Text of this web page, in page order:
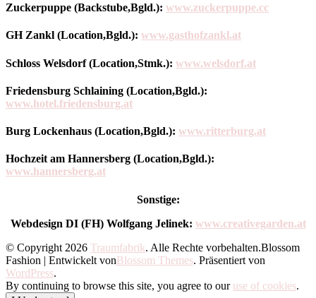
Zuckerpuppe (Backstube,Bgld.): www.zuckerpuppe.cc
GH Zankl (Location,Bgld.): www.gasthofzankl.at
Schloss Welsdorf (Location,Stmk.): www.welsdorf.at
Friedensburg Schlaining (Location,Bgld.):
www.hotel.friedensburg.at
Burg Lockenhaus (Location,Bgld.): www.ritterburg.at
Hochzeit am Hannersberg (Location,Bgld.):
www.hannersberg.at
Sonstige:
Webdesign DI (FH) Wolfgang Jelinek: www.creativegarden.at
© Copyright 2026 Traumfabrik. Alle Rechte vorbehalten.Blossom
Fashion | Entwickelt vonBlossom Themes. Präsentiert von
WordPress.
By continuing to browse this site, you agree to our use of cookies.